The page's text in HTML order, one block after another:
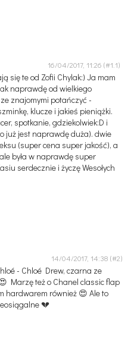
16/04/2017, 11:26
się te od Zofii Chylak:) Ja mam
naprawdę od wielkiego
znajomymi potańczyć -
klucze i jakieś pieniążki.
spotkanie, gdziekolwiek:D i
już jest naprawdę duża). dwie
(super cena super jakość), a
była w naprawdę super
serdecznie i życzę Wesołych
14/04/2017, 14:38
- Chloé Drew, czarna ze
Marzę też o Chanel classic flap
hardwarem również 😍 Ale to
💔